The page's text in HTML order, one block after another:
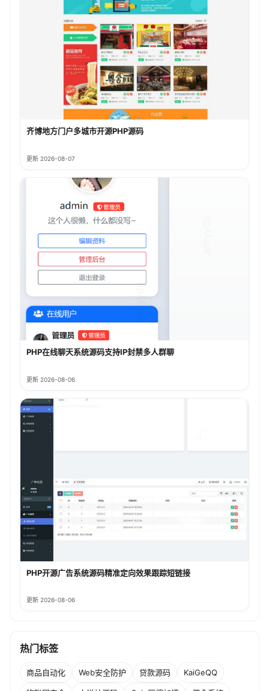
齐博地方门户多城市开源PHP源码
更新 2026-08-07
PHP在线聊天系统源码支持IP封禁多人群聊
更新 2026-08-06
PHP开源广告系统源码精准定向效果跟踪短链接
更新 2026-08-06
热门标签
商品自动化 Web安全防护 贷款源码 KaiGeQQ